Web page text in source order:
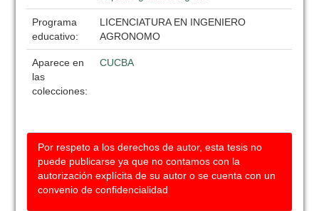
Programa
educativo:
LICENCIATURA EN INGENIERO
AGRONOMO
Aparece en
las
colecciones:
CUCBA
Por respeto a los derechos de autor, esta tesis no
puede publicarse ya que no contamos con la
autorización explícita de su autor o se cuenta con un
convenio de confidencialidad